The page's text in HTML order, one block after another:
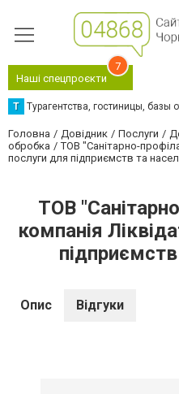
Наші спецпроєкти
7
Т Турагентства, гостиницы, базы
Головна Довідник Послуги
обробка
ТОВ "Санітарно-
послуги для підприємств та
ТОВ
компанія
Опис Відгуки